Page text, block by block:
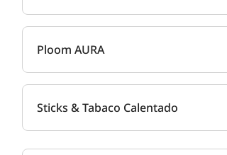
Ploom AURA
Sticks & Tabaco Calentado